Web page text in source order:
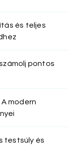
és teljes
pontos
modern
testsúly és